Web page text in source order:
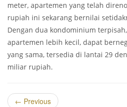
meter, apartemen yang telah
rupiah ini sekarang bernilai
Dengan dua kondominium
apartemen lebih kecil, dapat
yang sama, tersedia di lantai 29
miliar rupiah.
← Previous